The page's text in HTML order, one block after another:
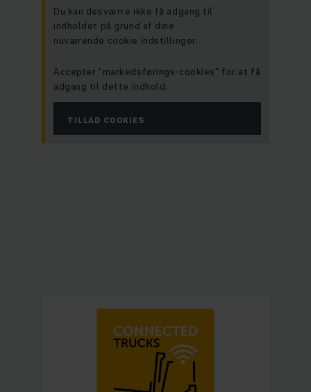
Du kan desværre ikke få adgang til
indholdet på grund af dine
nuværende cookie indstillinger.
Accepter ”markedsførings-cookies” for at få
adgang til dette indhold.
TILLAD COOKIES